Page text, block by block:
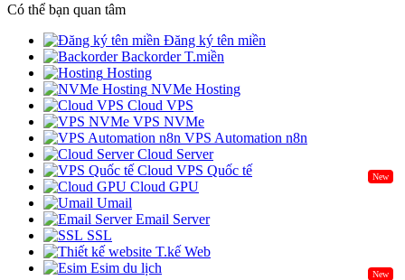
Có thể bạn quan tâm
Đăng ký tên miền
Backorder T.miền
Hosting
NVMe Hosting
Cloud VPS
VPS NVMe
VPS Automation n8n
Cloud Server
Cloud VPS Quốc tế
New
Cloud GPU
Umail
Email Server
SSL
T.kế Web
Esim du lịch
New